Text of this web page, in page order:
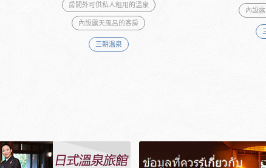
房間外可供私人租用的溫泉
內設露天風呂的客房
三朝溫泉
內設